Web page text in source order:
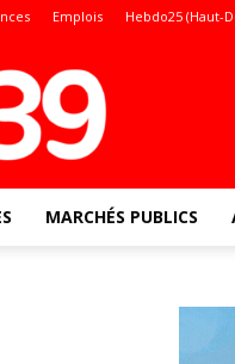
Emplois Hebdo25 (Haut-
MARCHÉS PUBLICS